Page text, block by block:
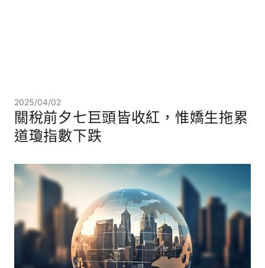
2025/04/02
關稅前夕七巨頭皆收紅，惟嬌生拖累
道瓊指數下跌